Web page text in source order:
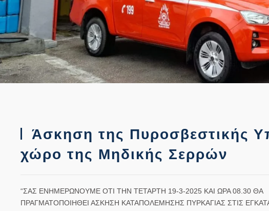
Άσκηση της Πυροσβεστικής
χώρο της Μηδικής Σερρών
“ΣΑΣ ΕΝΗΜΕΡΩΝΟΥΜΕ ΟΤΙ ΤΗΝ ΤΕΤΑΡΤΗ 19-3-2025 ΚΑΙ ΩΡΑ 08.30 ΘΑ
ΠΡΑΓΜΑΤΟΠΟΙΗΘΕΙ ΑΣΚΗΣΗ ΚΑΤΑΠΟΛΕΜΗΣΗΣ ΠΥΡΚΑΓΙΑΣ ΣΤΙΣ